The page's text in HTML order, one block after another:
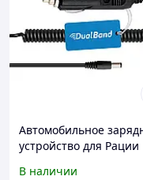
Автомобильное
устройство для Рации
В наличии